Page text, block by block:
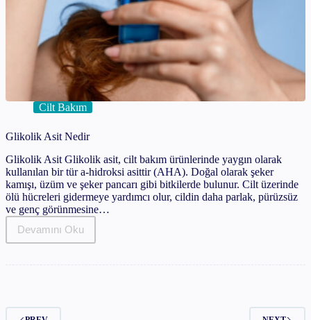
Cilt Bakım
Glikolik Asit Nedir
Glikolik Asit Glikolik asit, cilt bakım ürünlerinde yaygın olarak
kullanılan bir tür a-hidroksi asittir (AHA). Doğal olarak şeker
kamışı, üzüm ve şeker pancarı gibi bitkilerde bulunur. Cilt üzerinde
ölü hücreleri gidermeye yardımcı olur, cildin daha parlak, pürüzsüz
ve genç görünmesine…
Devamını Oku
Glikolik
Asit